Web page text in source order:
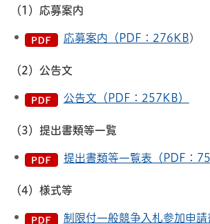
（1）応募案内
応募案内（PDF：276KB)
（2）公告文
公告文（PDF：257KB）
（3）提出書類等一覧
提出書類等一覧表（PDF：
（4）様式等
制限付一般競争入札参加申請